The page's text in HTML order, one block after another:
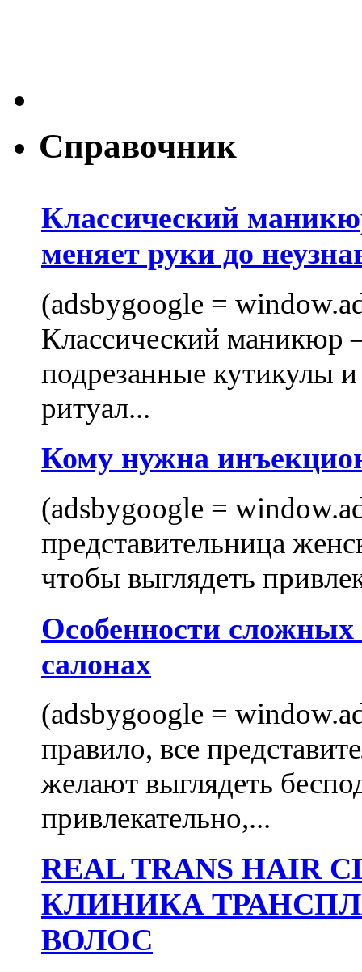
Справочник
Классический
меняет руки до
(adsbygoogle =
Классический маникюр
подрезанные кутикулы
ритуал...
Кому нужна
(adsbygoogle =
представительница
чтобы выглядеть
Особенности
салонах
(adsbygoogle =
правило, все
желают выглядеть
привлекательно,...
REAL TRANS
КЛИНИКА
ВОЛОС